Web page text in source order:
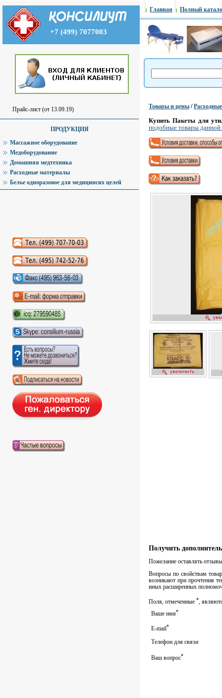
+7 (499) 7077003
Прайс-лист (от 13.09.19)
ПРОДУКЦИЯ
Массажное оборудование
Медоборудование
Домашняя медтехника
Расходные материалы
Белье одноразовое для медицинсих целей
Аудиокниги слушать онлайн
Главная Полный
Товары и цены /
Купить Пакеты для
подобные товары
Получить
Пожелание оставлять
Вопросы по свойствам
возникают при прочтения
иных расширенных
Поля, отмеченные *,
Ваше имя*
E-mail*
Телефон для связи
Ваш вопрос*